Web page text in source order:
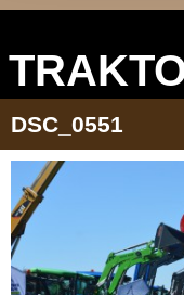
DSC_0551